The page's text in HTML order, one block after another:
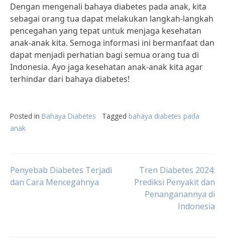
Dengan mengenali bahaya diabetes pada anak, kita
sebagai orang tua dapat melakukan langkah-langkah
pencegahan yang tepat untuk menjaga kesehatan
anak-anak kita. Semoga informasi ini bermanfaat dan
dapat menjadi perhatian bagi semua orang tua di
Indonesia. Ayo jaga kesehatan anak-anak kita agar
terhindar dari bahaya diabetes!
Posted in Bahaya Diabetes Tagged bahaya diabetes pada
anak
Post
Penyebab Diabetes Terjadi
dan Cara Mencegahnya
Tren Diabetes 2024:
Prediksi Penyakit dan
Penanganannya di
Indonesia